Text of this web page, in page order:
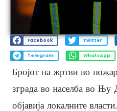
Facebook Twitter
Telegram WhatsApp
Бројот на жртви во
зграда во населба во Њу
објавија локалните власти.